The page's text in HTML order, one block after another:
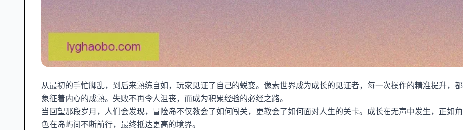
从最初的手忙脚乱，到后来熟练自如，玩家见证了自己的蜕变。像素世界成为成长的见证者，每一次操作的精准提升，都
象征着内心的成熟。失败不再令人沮丧，而成为积累经验的必经之路。
当回望那段岁月，人们会发现，冒险岛不仅教会了如何闯关，更教会了如何面对人生的关卡。成长在无声中发生，正如角
色在岛屿间不断前行，最终抵达更高的境界。